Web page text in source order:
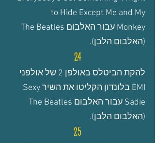
to Hide Except Me and My
Monkey
עבור האלבום The Beatles
(האלבום הלבן).
24
להקת הביטלסבאולפן 2
של אולפני
EMI בלונדון הקליטו את השיר
Sexy
Sadie
עבור האלבום The Beatles
(האלבום הלבן).
25